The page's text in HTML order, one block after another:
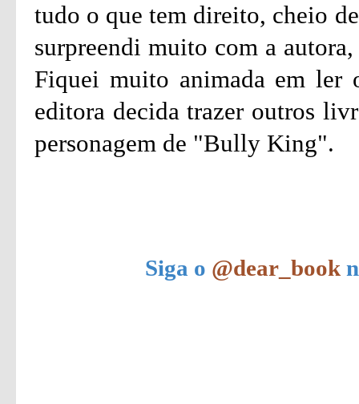
tudo o que tem direito, cheio
surpreendi muito com a
Fiquei muito animada em ler
editora decida trazer outros
personagem de "Bully King".
Siga o @dear_book